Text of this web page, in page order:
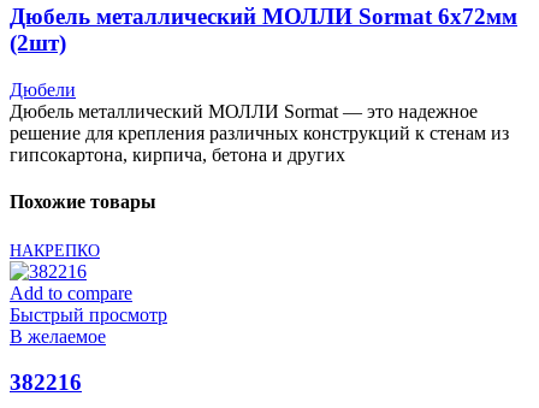
Дюбель металлический МОЛЛИ Sormat 6х72мм
(2шт)
Дюбели
Дюбель металлический МОЛЛИ Sormat — это надежное
решение для крепления различных конструкций к стенам из
гипсокартона, кирпича, бетона и других
Похожие товары
НАКРЕПКО
Add to compare
Быстрый просмотр
В желаемое
382216